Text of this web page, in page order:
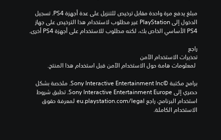
مبلغ يدفع مرة واحدة مقابل ترخيص للتنزيل على عدة أجهزة PS4. تسجيل
الدخول إلى PlayStation غير مطلوب لاستخدام هذا الترخيص على جهاز
PS4 الأساسي الخاص بك، لكنه مطلوب للاستخدام على أجهزة PS4 أخرى.
راجع
تحذيرات الاستخدام الآمن
برامج مكتبة ©Sony Interactive Entertainment Inc. ملخصة بشكل
حصري إلى Sony Interactive Entertainment Europe. تطبق شروط
استخدام البرنامج، راجع eu.playstation.com/legal لمعرفة حقوق
الاستخدام الكاملة.